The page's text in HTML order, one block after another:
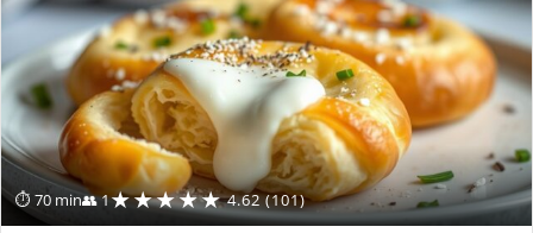
⏱ 70 min👥 1★★★★★ 4.62 (101)